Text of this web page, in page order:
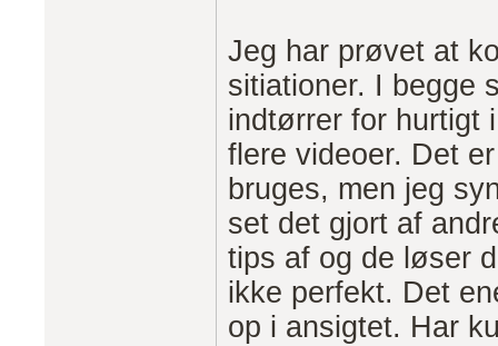
Jeg har prøvet at
sitiationer. I begge
indtørrer for hurtigt
flere videoer. Det
bruges, men jeg
set det gjort af
tips af og de løser
ikke perfekt. Det
op i ansigtet. Har